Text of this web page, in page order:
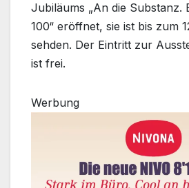
Jubiläums „An die Substanz.
100“ eröffnet, sie ist bis zum
sehden. Der Eintritt zur
ist frei.
Werbung